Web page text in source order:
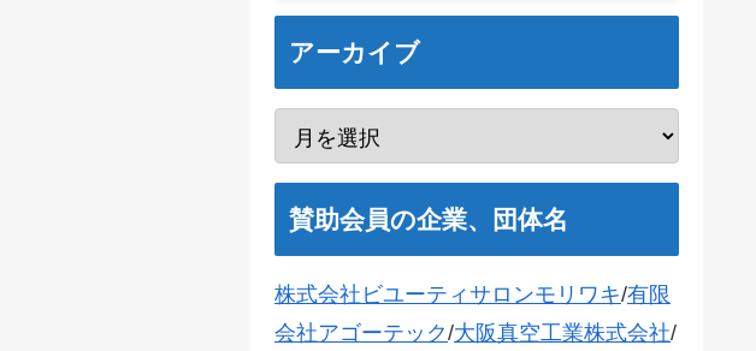
アーカイブ
賛助会員の企業、団体名
株式会社ビユーティサロンモリワキ/有限
会社アゴーテック/大阪真空工業株式会社/